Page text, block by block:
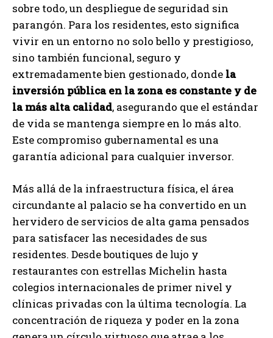
sobre todo, un despliegue de seguridad sin
parangón. Para los residentes, esto significa
vivir en un entorno no solo bello y prestigioso,
sino también funcional, seguro y
extremadamente bien gestionado, donde la
inversión pública en la zona es constante y de
la más alta calidad, asegurando que el estándar
de vida se mantenga siempre en lo más alto.
Este compromiso gubernamental es una
garantía adicional para cualquier inversor.
Más allá de la infraestructura física, el área
circundante al palacio se ha convertido en un
hervidero de servicios de alta gama pensados
para satisfacer las necesidades de sus
residentes. Desde boutiques de lujo y
restaurantes con estrellas Michelin hasta
colegios internacionales de primer nivel y
clínicas privadas con la última tecnología. La
concentración de riqueza y poder en la zona